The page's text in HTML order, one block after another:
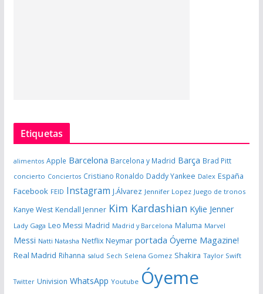
Etiquetas
alimentos Apple Barcelona Barcelona y Madrid Barça Brad Pitt
concierto Conciertos Cristiano Ronaldo Daddy Yankee Dalex España
Facebook FEID Instagram J.Álvarez Jennifer Lopez Juego de tronos
Kanye West Kendall Jenner Kim Kardashian Kylie Jenner
Lady Gaga Leo Messi Madrid Madrid y Barcelona Maluma Marvel
Messi Natti Natasha Netflix Neymar portada Óyeme Magazine!
Real Madrid Rihanna salud Sech Selena Gomez Shakira Taylor Swift
Twitter Univision WhatsApp Youtube Óyeme